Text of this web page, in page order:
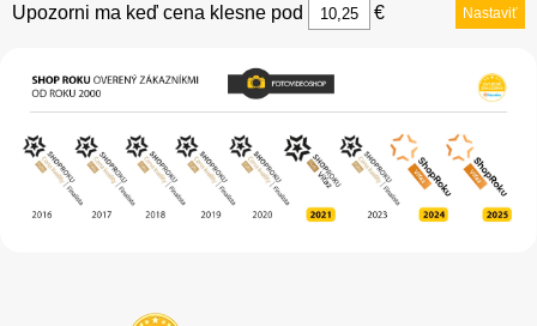
Upozorni ma keď cena klesne pod
€ Nastaviť